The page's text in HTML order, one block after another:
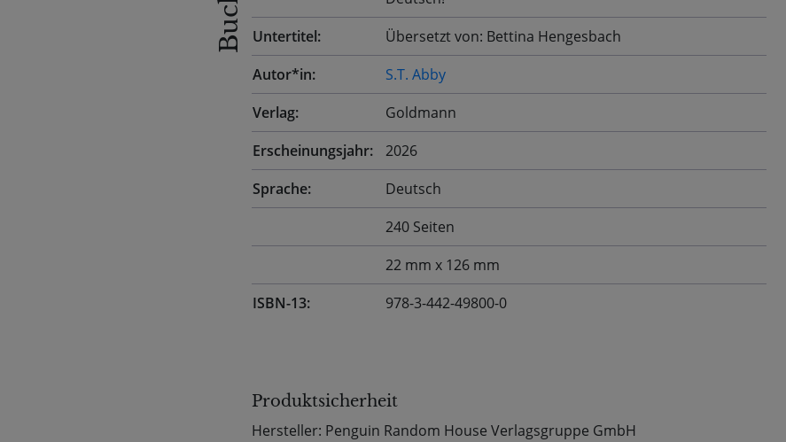
Untertitel:
Übersetzt von: Bettina Hengesbach
Autor*in:
S.T. Abby
Verlag:
Goldmann
Erscheinungsjahr:
2026
Sprache:
Deutsch
240 Seiten
22 mm x 126 mm
ISBN-13:
978-3-442-49800-0
Produktsicherheit
Hersteller: Penguin Random House Verlagsgruppe GmbH